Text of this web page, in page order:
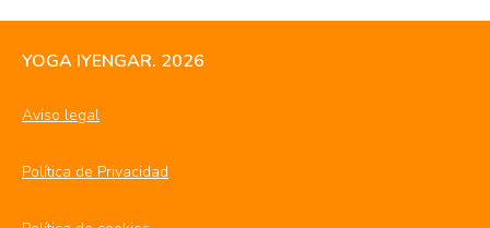
YOGA IYENGAR. 2026
Aviso legal
Política de Privacidad